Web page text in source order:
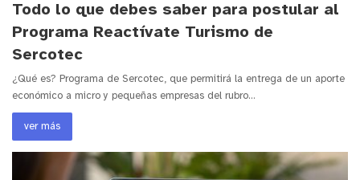
Todo lo que debes saber para postular al
Programa Reactívate Turismo de
Sercotec
¿Qué es? Programa de Sercotec, que permitirá la entrega de un aporte
económico a micro y pequeñas empresas del rubro…
ver más